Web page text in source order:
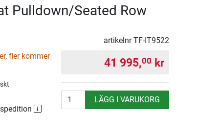
Pulldown/Seated Row
artikelnrTF-IT9522
fler kommer
41 995,00 kr
antal LÄGG I VARUKORG